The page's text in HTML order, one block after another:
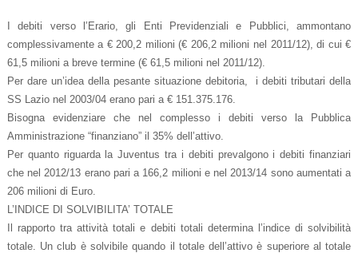
I debiti verso l’Erario, gli Enti Previdenziali e Pubblici, ammontano
complessivamente a € 200,2 milioni (€ 206,2 milioni nel 2011/12), di cui €
61,5 milioni a breve termine (€ 61,5 milioni nel 2011/12).
Per dare un’idea della pesante situazione debitoria, i debiti tributari della
SS Lazio nel 2003/04 erano pari a € 151.375.176.
Bisogna evidenziare che nel complesso i debiti verso la Pubblica
Amministrazione “finanziano” il 35% dell’attivo.
Per quanto riguarda la Juventus tra i debiti prevalgono i debiti finanziari
che nel 2012/13 erano pari a 166,2 milioni e nel 2013/14 sono aumentati a
206 milioni di Euro.
L’INDICE DI SOLVIBILITA’ TOTALE
Il rapporto tra attività totali e debiti totali determina l’indice di solvibilità
totale. Un club è solvibile quando il totale dell’attivo è superiore al totale